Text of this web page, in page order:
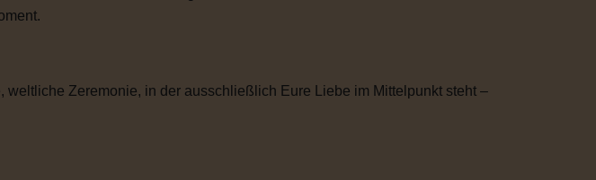
Zeremonie, in der ausschließlich Eure Liebe im Mittelpunkt steht –